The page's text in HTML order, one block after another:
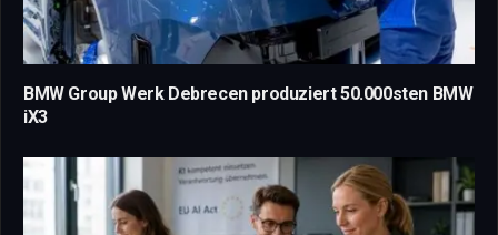
BMW Group Werk Debrecen produziert 50.000sten BMW
iX3